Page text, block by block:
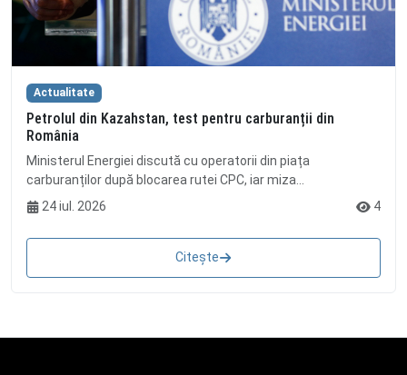
Actualitate
Petrolul din Kazahstan, test pentru carburanții din
România
Ministerul Energiei discută cu operatorii din piața
carburanților după blocarea rutei CPC, iar miza...
24 iul. 2026
4
Citește